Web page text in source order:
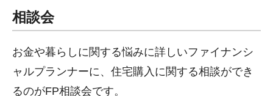
相談会
お金や暮らしに関する悩みに詳しいファイナンシ
ャルプランナーに、住宅購入に関する相談ができ
るのがFP相談会です。